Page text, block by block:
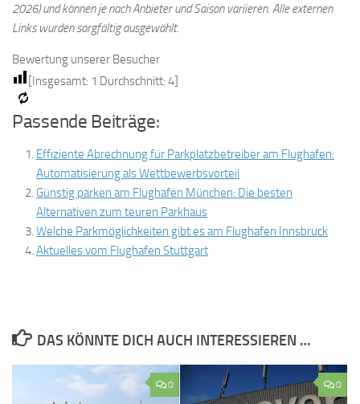
2026) und können je nach Anbieter und Saison variieren. Alle externen
Links wurden sorgfältig ausgewählt.
Bewertung unserer Besucher
[Insgesamt: 1 Durchschnitt: 4]
Passende Beiträge:
Effiziente Abrechnung für Parkplatzbetreiber am Flughafen:
Automatisierung als Wettbewerbsvorteil
Günstig parken am Flughafen München: Die besten
Alternativen zum teuren Parkhaus
Welche Parkmöglichkeiten gibt es am Flughafen Innsbruck
Aktuelles vom Flughafen Stuttgart
DAS KÖNNTE DICH AUCH INTERESSIEREN …
0 0